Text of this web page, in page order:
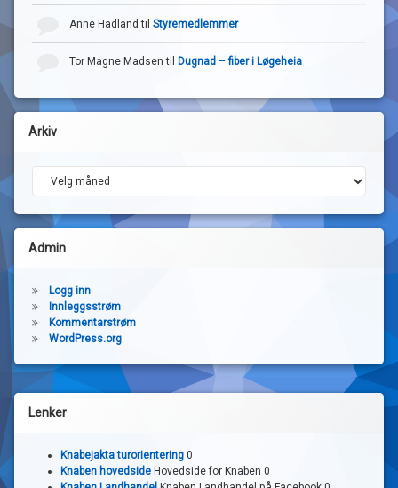
Anne Hadland til Styremedlemmer
Tor Magne Madsen til Dugnad – fiber i Løgeheia
Arkiv
Admin
Logg inn
Innleggsstrøm
Kommentarstrøm
WordPress.org
Lenker
Knabejakta turorientering 0
Knaben hovedside Hovedside for Knaben 0